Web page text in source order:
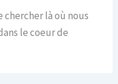
chercher là où nous
le coeur de